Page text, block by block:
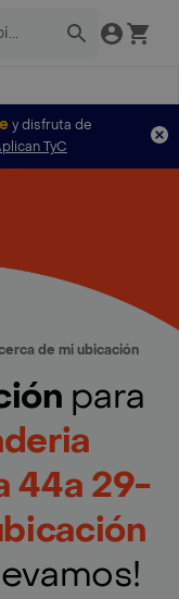
y disfruta de
TyC
de mi ubicación
para
44a 29-